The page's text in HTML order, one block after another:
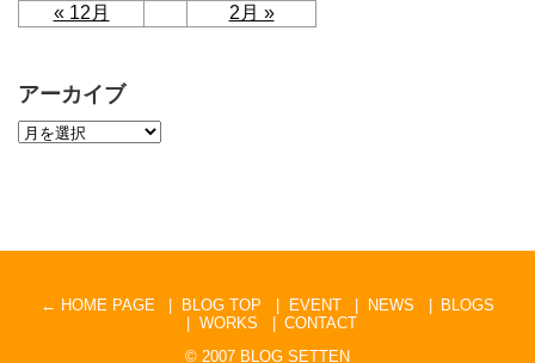
« 12月 2月 »
アーカイブ
← HOME PAGE BLOG TOP EVENT NEWS
BLOGS
WORKS
CONTACT
© 2007 BLOG SETTEN